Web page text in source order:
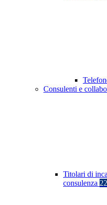
Consulenti e
Titolari di
consulenza 22